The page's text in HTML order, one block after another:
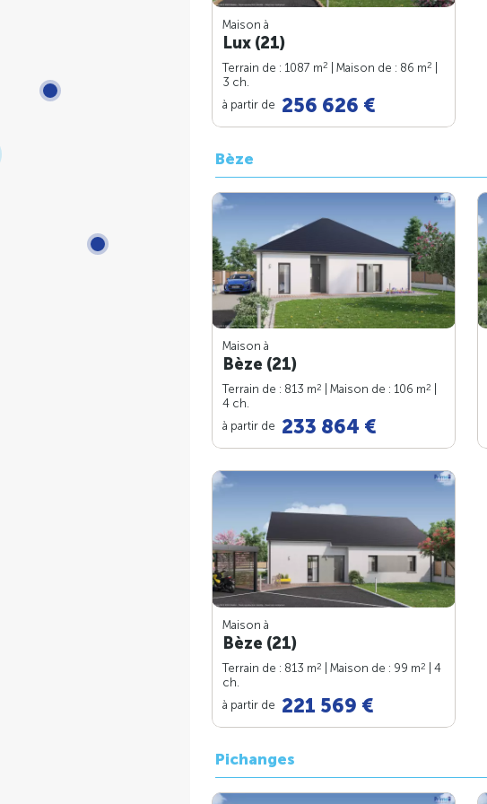
Maison à
Lux (21)
Terrain de : 1087 m2 | Maison de : 86 m2
3 ch.
à partir de 256 626 €
Bèze
Maison à
Bèze (21)
Terrain de : 813 m2 | Maison de : 106 m2
4 ch.
à partir de 233 864 €
Maison à
Bèze (21)
Terrain de : 813 m2 | Maison de : 99 m2
| 4
ch.
à partir de 221 569 €
Pichanges